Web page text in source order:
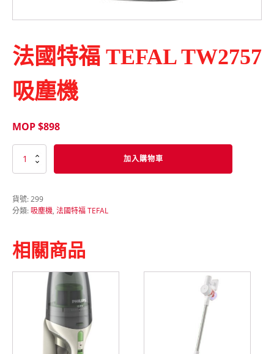
法國特福 TEFAL TW2757
吸塵機
MOP $898
TEFAL
TW2757
機
數
量
加入購物車
貨號:299
分類:吸塵機, 法國特福 TEFAL
相關商品